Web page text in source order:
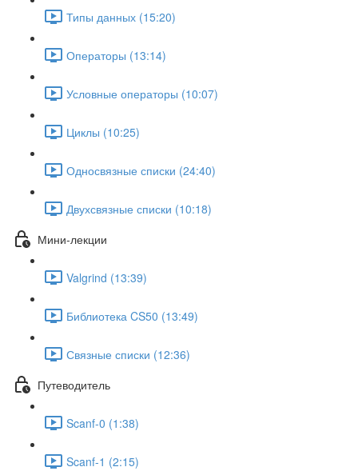
Типы данных (15:20)
Операторы (13:14)
Условные операторы (10:07)
Циклы (10:25)
Односвязные списки (24:40)
Двухсвязные списки (10:18)
Мини-лекции
Valgrind (13:39)
Библиотека CS50 (13:49)
Связные списки (12:36)
Путеводитель
Scanf-0 (1:38)
Scanf-1 (2:15)